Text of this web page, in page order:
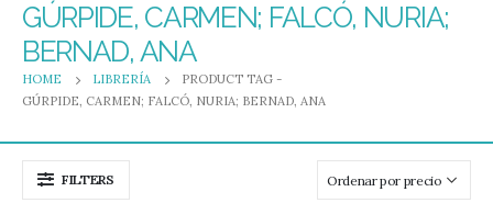
GÚRPIDE, CARMEN; FALCÓ, NURIA;
BERNAD, ANA
HOME LIBRERÍA
PRODUCT TAG -
GÚRPIDE, CARMEN; FALCÓ, NURIA; BERNAD, ANA
FILTERS